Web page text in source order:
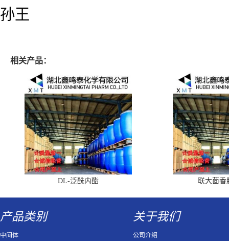
孙王
相关产品：
DL-泛酰内酯 联大茴香
产品类别
中间体
关于我们
公司介绍